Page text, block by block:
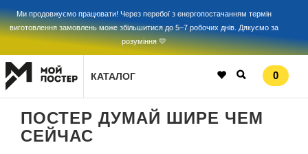
Ми продовжуємо працювати! Через перебої з енергопостачанням термін
виготовлення замовлень може збільшитися до 5–7 робочих днів. Дякуємо за
розуміння 💛
КАТАЛОГ 0
ПОСТЕР ДУМАЙ ШИРЕ ЧЕМ
СЕЙЧАС